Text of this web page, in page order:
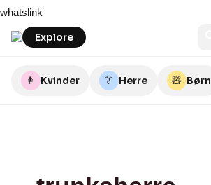
to
content
whatslink
Explore
👩 Kvinder 👔 Herre 🧸 Børn
Sports